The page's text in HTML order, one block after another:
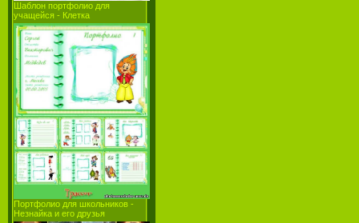
Шаблон портфолио для
учащейся - Клетка
Портфолио для школьников -
Незнайка и его друзья